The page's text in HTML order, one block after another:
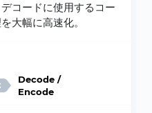
コードに使用するコー
大幅に高速化。
Decode /
Encode